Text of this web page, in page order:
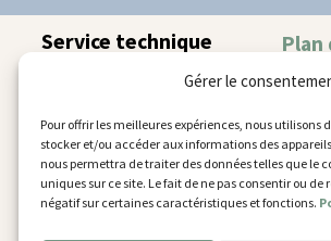
Gérer le
Pour offrir les meilleures expériences, nous utilisons
stocker et/ou accéder aux informations des
nous permettra de traiter des données telles que le
uniques sur ce site. Le fait de ne pas consentir ou
négatif sur certaines caractéristiques et fonctions.
Service technique
77700 Chessy
Horaires d’ouverture
Lundi, mardi et jeudi
De 9h à 11h45 et de 14h30 à 17h30
Plan